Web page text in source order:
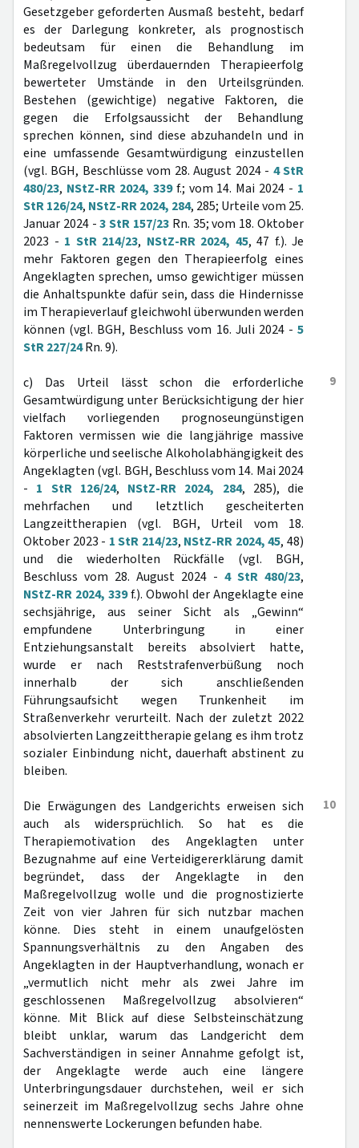
Gesetzgeber geforderten Ausmaß besteht, bedarf
es der Darlegung konkreter, als prognostisch
bedeutsam für einen die Behandlung im
Maßregelvollzug überdauernden Therapieerfolg
bewerteter Umstände in den Urteilsgründen.
Bestehen (gewichtige) negative Faktoren, die
gegen die Erfolgsaussicht der Behandlung
sprechen können, sind diese abzuhandeln und in
eine umfassende Gesamtwürdigung einzustellen
(vgl. BGH, Beschlüsse vom 28. August 2024 - 4 StR
480/23, NStZ-RR 2024, 339f.; vom 14. Mai 2024 - 1
StR 126/24, NStZ-RR 2024, 284, 285; Urteile vom 25.
Januar 2024 -3 StR 157/23 Rn. 35; vom 18. Oktober
2023 - 1 StR 214/23, NStZ-RR 2024, 45, 47 f.). Je
mehr Faktoren gegen den Therapieerfolg eines
Angeklagten sprechen, umso gewichtiger müssen
die Anhaltspunkte dafür sein, dass die Hindernisse
im Therapieverlauf gleichwohl überwunden werden
können (vgl. BGH, Beschluss vom 16. Juli 2024 - 5
StR 227/24Rn. 9).
9
c) Das Urteil lässt schon die erforderliche
Gesamtwürdigung unter Berücksichtigung der hier
vielfach vorliegenden prognoseungünstigen
Faktoren vermissen wie die langjährige massive
körperliche und seelische Alkoholabhängigkeit des
Angeklagten (vgl. BGH, Beschluss vom 14. Mai 2024
- 1 StR 126/24, NStZ-RR 2024, 284, 285), die
mehrfachen und letztlich gescheiterten
Langzeittherapien (vgl. BGH, Urteil vom 18.
Oktober 2023 - 1 StR 214/23, NStZ-RR 2024, 45, 48)
und die wiederholten Rückfälle (vgl. BGH,
Beschluss vom 28. August 2024 - 4 StR 480/23,
NStZ-RR 2024, 339f.). Obwohl der Angeklagte eine
sechsjährige, aus seiner Sicht als „Gewinn“
empfundene Unterbringung in einer
Entziehungsanstalt bereits absolviert hatte,
wurde er nach Reststrafenverbüßung noch
innerhalb der sich anschließenden
Führungsaufsicht wegen Trunkenheit im
Straßenverkehr verurteilt. Nach der zuletzt 2022
absolvierten Langzeittherapie gelang es ihm trotz
sozialer Einbindung nicht, dauerhaft abstinent zu
bleiben.
10
Die Erwägungen des Landgerichts erweisen sich
auch als widersprüchlich. So hat es die
Therapiemotivation des Angeklagten unter
Bezugnahme auf eine Verteidigererklärung damit
begründet, dass der Angeklagte in den
Maßregelvollzug wolle und die prognostizierte
Zeit von vier Jahren für sich nutzbar machen
könne. Dies steht in einem unaufgelösten
Spannungsverhältnis zu den Angaben des
Angeklagten in der Hauptverhandlung, wonach er
„vermutlich nicht mehr als zwei Jahre im
geschlossenen Maßregelvollzug absolvieren“
könne. Mit Blick auf diese Selbsteinschätzung
bleibt unklar, warum das Landgericht dem
Sachverständigen in seiner Annahme gefolgt ist,
der Angeklagte werde auch eine längere
Unterbringungsdauer durchstehen, weil er sich
seinerzeit im Maßregelvollzug sechs Jahre ohne
nennenswerte Lockerungen befunden habe.